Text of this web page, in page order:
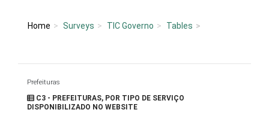
Home Surveys TIC Governo Tables
Prefeituras
C3 - PREFEITURAS, POR TIPO DE SERVIÇO
DISPONIBILIZADO NO WEBSITE